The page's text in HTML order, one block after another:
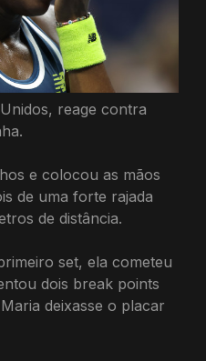
reage contra
e colocou as mãos
de uma forte rajada
de distância.
set, ela cometeu
dois break points
deixasse o placar